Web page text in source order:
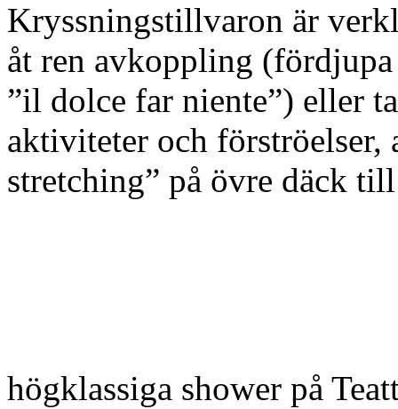
Kryssningstillvaron är
åt ren avkoppling
”il dolce far niente”) eller
aktiviteter och förströelser,
stretching” på övre däck
högklassiga shower på